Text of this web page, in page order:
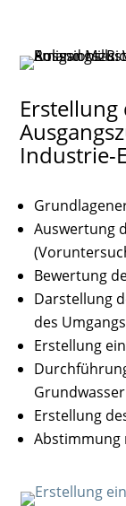
Erstellung
Industrie-
Auswertung
Bewertung
Darstellung
des
Erstellung
Erstellung
Abstimmung